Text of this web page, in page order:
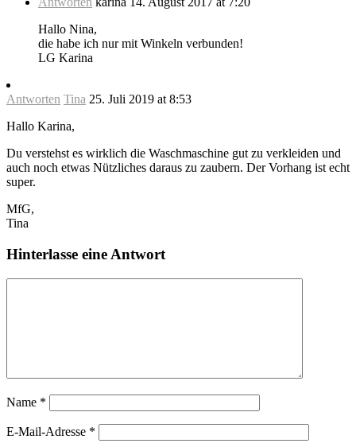
Hallo Nina,
die habe ich nur mit Winkeln verbunden!
LG Karina
Antworten Tina 25. Juli 2019 at 8:53
Hallo Karina,
Du verstehst es wirklich die Waschmaschine gut zu verkleiden und
auch noch etwas Nützliches daraus zu zaubern. Der Vorhang ist echt
super.
MfG,
Tina
Hinterlasse eine Antwort
Name *
E-Mail-Adresse *